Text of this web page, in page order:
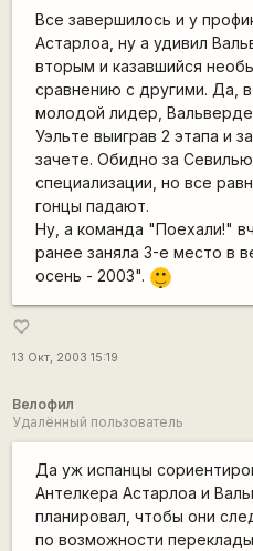
Все завершилось и у
Астарлоа, ну а удивил
вторым и казавшийся
сравнению с другими. Да,
молодой лидер,
Уэльте выиграв 2 этапа и
зачете. Обидно за
специализации, но все
гонцы падают.
Ну, а команда "Поехали!"
ранее заняла 3-е место в
осень - 2003".
|-)
_)
favorite_border
13 Окт, 2003 15:19
Велофил
Удалённый пользователь
Да уж испанцы
Антелкера Астарлоа и
планировал, чтобы они
по возможности